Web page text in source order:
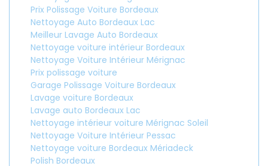
Prix Polissage Voiture Bordeaux
Nettoyage Auto Bordeaux Lac
Meilleur Lavage Auto Bordeaux
Nettoyage voiture intérieur Bordeaux
Nettoyage Voiture Intérieur Mérignac
Prix polissage voiture
Garage Polissage Voiture Bordeaux
Lavage voiture Bordeaux
Lavage auto Bordeaux Lac
Nettoyage intérieur voiture Mérignac Soleil
Nettoyage Voiture Intérieur Pessac
Nettoyage voiture Bordeaux Mériadeck
Polish Bordeaux